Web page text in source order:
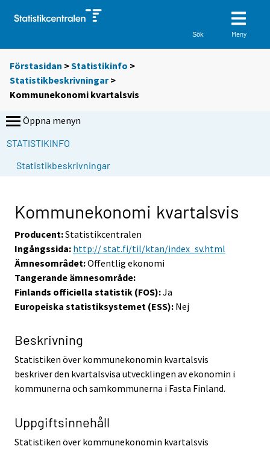
Sök Meny
Förstasidan >Statistikinfo >
Statistikbeskrivningar>
Kommunekonomi kvartalsvis
Öppna menyn
STATISTIKINFO
Statistikbeskrivningar
Kommunekonomi kvartalsvis
Producent:Statistikcentralen
Ingångssida: http:// stat.fi/til/ktan/index_sv.html
Ämnesområdet:Offentlig ekonomi
Tangerande ämnesområde:
Finlands officiella statistik (FOS):Ja
Europeiska statistiksystemet (ESS): Nej
Beskrivning
Statistiken över kommunekonomin kvartalsvis
beskriver den kvartalsvisa utvecklingen av ekonomin i
kommunerna och samkommunerna i Fasta Finland.
Uppgiftsinnehåll
Statistiken över kommunekonomin kvartalsvis